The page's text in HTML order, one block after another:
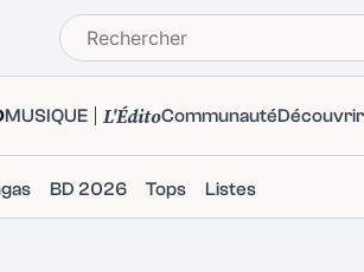
MUSIQUE L'ÉditoCommunautéDécouvrir
BD 2026 Tops Listes